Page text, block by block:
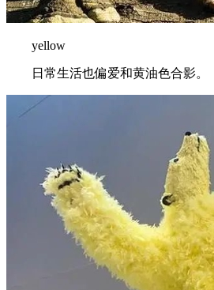
yellow
日常生活也偏爱和黄油色合影。